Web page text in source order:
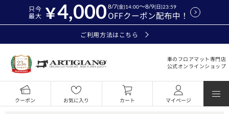
只今
最大
4,000OFFクーポン配布中！
8/7(金)14:00～8/9(日)23:59
ご利用方法はこちら
車のフロアマット専門店
公式オンラインショップ
クーポン お気に入り カート マイページ